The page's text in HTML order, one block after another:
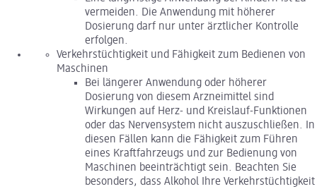
vermeiden. Die Anwendung mit höherer
Dosierung darf nur unter ärztlicher Kontrolle
erfolgen.
Verkehrstüchtigkeit und Fähigkeit zum Bedienen von
Maschinen
Bei längerer Anwendung oder höherer
Dosierung von diesem Arzneimittel sind
Wirkungen auf Herz- und Kreislauf-Funktionen
oder das Nervensystem nicht auszuschließen. In
diesen Fällen kann die Fähigkeit zum Führen
eines Kraftfahrzeugs und zur Bedienung von
Maschinen beeinträchtigt sein. Beachten Sie
besonders, dass Alkohol Ihre Verkehrstüchtigkeit